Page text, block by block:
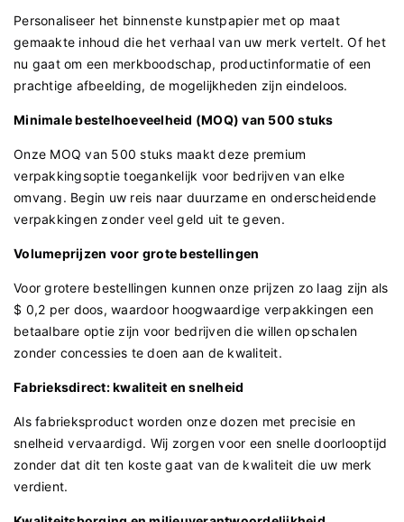
Personaliseer het binnenste kunstpapier met op maat
gemaakte inhoud die het verhaal van uw merk vertelt. Of het
nu gaat om een ​​merkboodschap, productinformatie of een
prachtige afbeelding, de mogelijkheden zijn eindeloos.
Minimale bestelhoeveelheid (MOQ) van 500 stuks
Onze MOQ van 500 stuks maakt deze premium
verpakkingsoptie toegankelijk voor bedrijven van elke
omvang. Begin uw reis naar duurzame en onderscheidende
verpakkingen zonder veel geld uit te geven.
Volumeprijzen voor grote bestellingen
Voor grotere bestellingen kunnen onze prijzen zo laag zijn als
$ 0,2 per doos, waardoor hoogwaardige verpakkingen een
betaalbare optie zijn voor bedrijven die willen opschalen
zonder concessies te doen aan de kwaliteit.
Fabrieksdirect: kwaliteit en snelheid
Als fabrieksproduct worden onze dozen met precisie en
snelheid vervaardigd. Wij zorgen voor een snelle doorlooptijd
zonder dat dit ten koste gaat van de kwaliteit die uw merk
verdient.